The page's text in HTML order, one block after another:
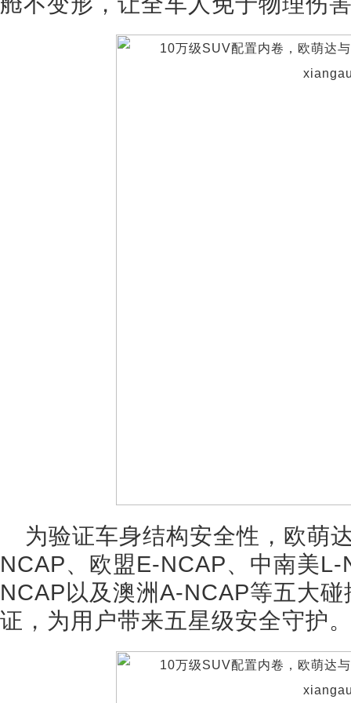
为验证车身结构安全性，欧萌
NCAP、欧盟E-NCAP、中南美
NCAP以及澳洲A-NCAP等五大
证，为用户带来五星级安全守护